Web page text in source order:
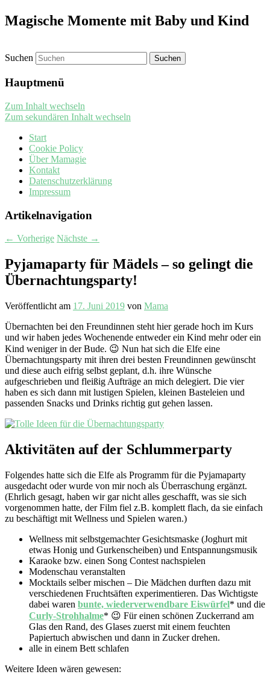
Magische Momente mit Baby und Kind
Suchen
Hauptmenü
Zum Inhalt wechseln
Zum sekundären Inhalt wechseln
Start
Cookie Policy
Über Mamagie
Kontakt
Datenschutzerklärung
Impressum
Artikelnavigation
← Vorherige Nächste →
Pyjamaparty für Mädels – so gelingt die
Übernachtungsparty!
Veröffentlicht am 17. Juni 2019 von Mama
Übernachten bei den Freundinnen steht hier gerade hoch im Kurs
und wir haben jedes Wochenende entweder ein Kind mehr oder ein
Kind weniger in der Bude. 😉 Nun hat sich die Elfe eine
Übernachtungsparty mit ihren drei besten Freundinnen gewünscht
und diese auch eifrig selbst geplant, d.h. ihre Wünsche
aufgeschrieben und fleißig Aufträge an mich delegiert. Die vier
haben es sich dann mit lustigen Spielen, kleinen Basteleien und
passenden Snacks und Drinks richtig gut gehen lassen.
Aktivitäten auf der Schlummerparty
Folgendes hatte sich die Elfe als Programm für die Pyjamaparty
ausgedacht oder wurde von mir noch als Überraschung ergänzt.
(Ehrlich gesagt, haben wir gar nicht alles geschafft, was sie sich
vorgenommen hatte, der Film fiel z.B. komplett flach, da sie einfach
zu beschäftigt mit Wellness und Spielen waren.)
Wellness mit selbstgemachter Gesichtsmaske (Joghurt mit
etwas Honig und Gurkenscheiben) und Entspannungsmusik
Karaoke bzw. einen Song Contest nachspielen
Modenschau veranstalten
Mocktails selber mischen – Die Mädchen durften dazu mit
verschiedenen Fruchtsäften experimentieren. Das Wichtigste
dabei waren bunte, wiederverwendbare Eiswürfel* und die
Curly-Strohhalme* 😉 Für einen schönen Zuckerrand am
Glas den Rand, des Glases zuerst mit einem feuchten
Papiertuch abwischen und dann in Zucker drehen.
alle in einem Bett schlafen
Weitere Ideen wären gewesen: